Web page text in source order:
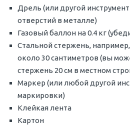
Дрель (или другой
отверстий в металле)
Газовый баллон на 0.4 кг
Стальной стержень,
около 30 сантиметров (вы
стержень 20 см в местном
Маркер (или любой другой
маркировки)
Клейкая лента
Картон